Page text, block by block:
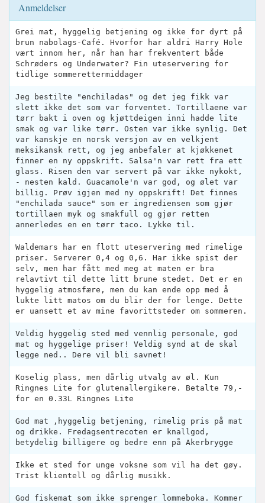
Anmeldelser
Grei mat, hyggelig betjening og ikke for dyrt på
brun nabolags-Café. Hvorfor har aldri Harry Hole
vært innom her, når han har frekventert både
Schrøders og Underwater? Fin uteservering for
tidlige sommerettermiddager
Jeg bestilte "enchiladas" og det jeg fikk var
slett ikke det som var forventet. Tortillaene var
tørr bakt i oven og kjøttdeigen inni hadde lite
smak og var like tørr. Osten var ikke synlig. Det
var kanskje en norsk versjon av en velkjent
meksikansk rett, og jeg anbefaler at kjøkkenet
finner en ny oppskrift. Salsa'n var rett fra ett
glass. Risen den var servert på var ikke nykokt,
- nesten kald. Guacamole'n var god, og ølet var
billig. Prøv igjen med ny oppskrift! Det finnes
"enchilada sauce" som er ingrediensen som gjør
tortillaen myk og smakfull og gjør retten
annerledes en en tørr taco. Lykke til.
Waldemars har en flott uteservering med rimelige
priser. Serverer 0,4 og 0,6. Har ikke spist der
selv, men har fått med meg at maten er bra
relavtivt til dette litt brune stedet. Det er en
hyggelig atmosfære, men du kan ende opp med å
lukte litt matos om du blir der for lenge. Dette
er uansett et av mine favorittsteder om sommeren.
Veldig hyggelig sted med vennlig personale, god
mat og hyggelige priser! Veldig synd at de skal
legge ned.. Dere vil bli savnet!
Koselig plass, men dårlig utvalg av øl. Kun
Ringnes Lite for glutenallergikere. Betalte 79,-
for en 0.33L Ringnes Lite
God mat ,hyggelig betjening, rimelig pris på mat
og drikke. Fredagsentrecoten er knallgod,
betydelig billigere og bedre enn på Akerbrygge
Ikke et sted for unge voksne som vil ha det gøy.
Trist klientell og dårlig musikk.
God fiskemat som ikke sprenger lommeboka. Kommer